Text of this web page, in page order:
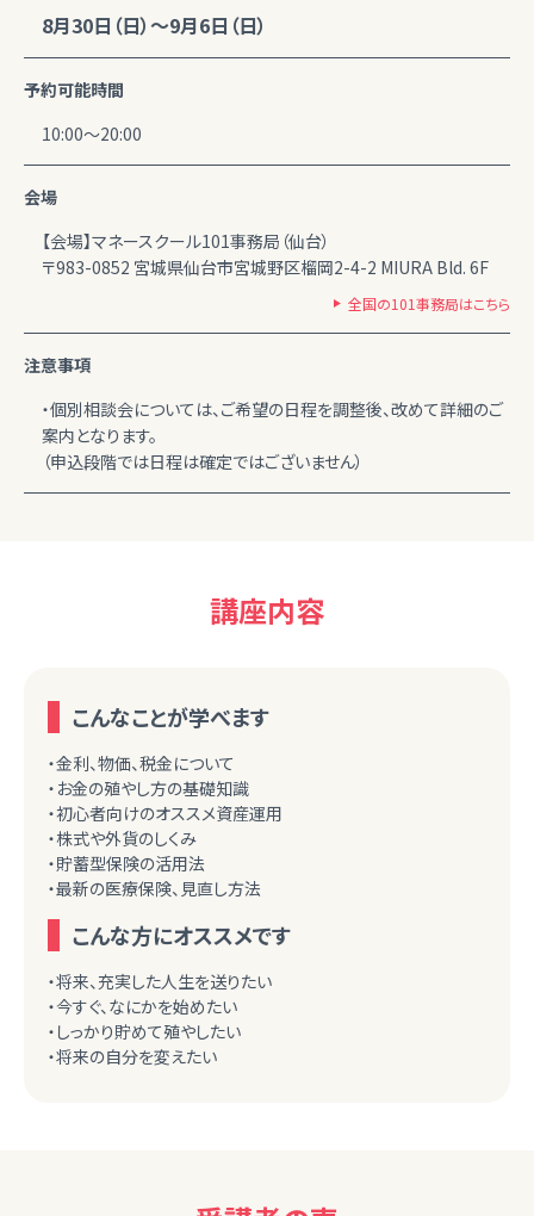
8月30日（日）～9月6日（日）
予約可能時間
10:00～20:00
会場
【会場】マネースクール101事務局（仙台）
〒983-0852 宮城県仙台市宮城野区榴岡2-4-2 MIURA Bld. 6F
全国の101事務局はこちら
注意事項
・個別相談会については、ご希望の日程を調整後、改めて詳細のご
案内となります。
（申込段階では日程は確定ではございません）
講座内容
こんなことが学べます
・金利、物価、税金について
・お金の殖やし方の基礎知識
・初心者向けのオススメ資産運用
・株式や外貨のしくみ
・貯蓄型保険の活用法
・最新の医療保険、見直し方法
こんな方にオススメです
・将来、充実した人生を送りたい
・今すぐ、なにかを始めたい
・しっかり貯めて殖やしたい
・将来の自分を変えたい